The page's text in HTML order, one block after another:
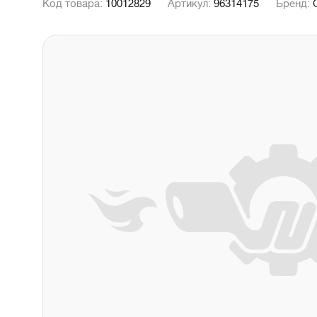
Код товара: 10012829 Артикул: 96314175 Бренд: